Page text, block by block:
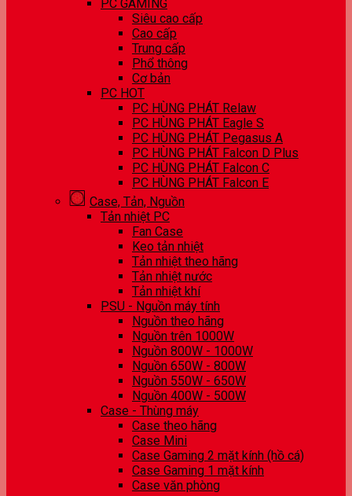
PC GAMING
Siêu cao cấp
Cao cấp
Trung cấp
Phổ thông
Cơ bản
PC HOT
PC HÙNG PHÁT Relaw
PC HÙNG PHÁT Eagle S
PC HÙNG PHÁT Pegasus A
PC HÙNG PHÁT Falcon D Plus
PC HÙNG PHÁT Falcon C
PC HÙNG PHÁT Falcon E
Case, Tản, Nguồn
Tản nhiệt PC
Fan Case
Keo tản nhiệt
Tản nhiệt theo hãng
Tản nhiệt nước
Tản nhiệt khí
PSU - Nguồn máy tính
Nguồn theo hãng
Nguồn trên 1000W
Nguồn 800W - 1000W
Nguồn 650W - 800W
Nguồn 550W - 650W
Nguồn 400W - 500W
Case - Thùng máy
Case theo hãng
Case Mini
Case Gaming 2 mặt kính (hồ cá)
Case Gaming 1 mặt kính
Case văn phòng